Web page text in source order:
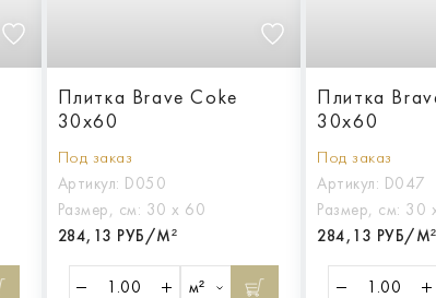
Плитка Brave Coke
30x60
Под заказ
Артикул: D050
Размер, см: 30 х 60
284,13 РУБ/М²
м²
Плитка
30x60
Под заказ
Артикул: D047
Размер, см: 30
284,13 РУБ/М²